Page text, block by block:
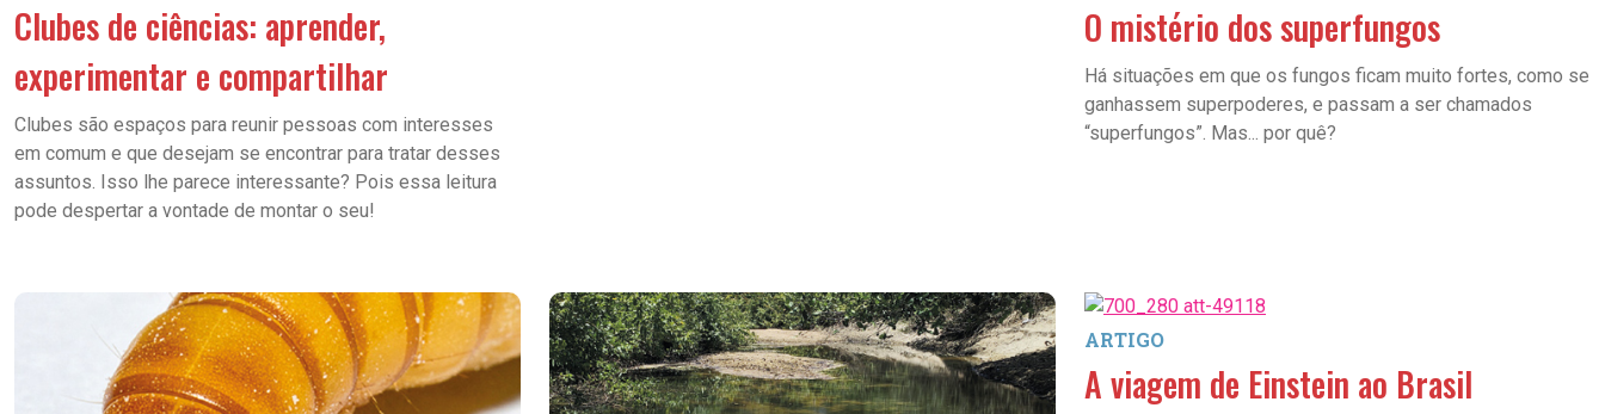
Clubes de ciências: aprender,
experimentar e compartilhar
Clubes são espaços para reunir pessoas com interesses
em comum e que desejam se encontrar para tratar desses
assuntos. Isso lhe parece interessante? Pois essa leitura
pode despertar a vontade de montar o seu!
O mistério dos superfungos
Há situações em que os fungos ficam muito fortes, como se
ganhassem superpoderes, e passam a ser chamados
“superfungos”. Mas... por quê?
ARTIGO
A viagem de Einstein ao Brasil